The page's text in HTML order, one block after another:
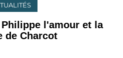
l'amour et la
de Charcot